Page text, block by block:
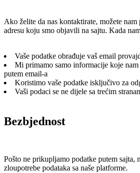
Ako želite da nas kontaktirate, možete
adresu koju smo objavili na sajtu. Kada
Vaše podatke obrađuje vaš email
Mi primamo samo informacije koje
putem email-a
Koristimo vaše podatke isključivo za
Vaši podaci se ne dijele sa trećim
Bezbjednost
Pošto ne prikupljamo podatke putem sajta,
zloupotrebe podataka sa naše platforme.